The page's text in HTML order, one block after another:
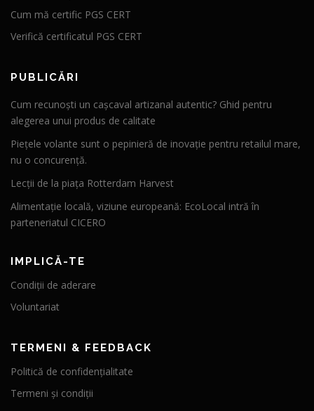
Cum mă certific PGS CERT
Verifică certificatul PGS CERT
PUBLICĂRI
Cum recunoști un cașcaval artizanal autentic? Ghid pentru
alegerea unui produs de calitate
Piețele volante sunt o pepinieră de inovație pentru retailul mare,
nu o concurență.
Lecții de la piața Rotterdam Harvest
Alimentație locală, viziune europeană: EcoLocal intră în
parteneriatul CICERO
IMPLICĂ-TE
Condiții de aderare
Voluntariat
TERMENI & FEEDBACK
Politică de confidențialitate
Termeni și condiții